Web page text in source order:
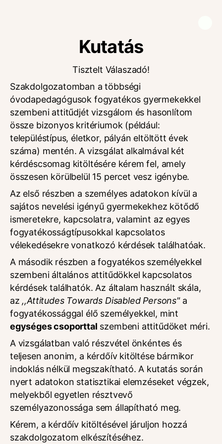
Kutatás
Tisztelt Válaszadó!
Szakdolgozatomban a többségi
óvodapedagógusok fogyatékos gyermekekkel
szembeni attitűdjét vizsgálom és hasonlítom
össze bizonyos kritériumok (például:
településtípus, életkor, pályán eltöltött évek
száma) mentén. A vizsgálat alkalmával két
kérdéscsomag kitöltésére kérem fel, amely
összesen körülbelül 15 percet vesz igénybe.
Az első részben a személyes adatokon kívül a
sajátos nevelési igényű gyermekekhez kötődő
ismeretekre, kapcsolatra, valamint az egyes
fogyatékosságtípusokkal kapcsolatos
vélekedésekre vonatkozó kérdések találhatóak.
A második részben a fogyatékos személyekkel
szembeni általános attitűdökkel kapcsolatos
kérdések találhatók. Az általam használt skála,
az ,,Attitudes Towards Disabled Persons"a
fogyatékossággal élő személyekkel, mint
egységes csoporttal szembeni attitűdöket méri.
A vizsgálatban való részvétel önkéntes és
teljesen anonim, a kérdőív kitöltése bármikor
indoklás nélkül megszakítható. A kutatás során
nyert adatokon statisztikai elemzéseket végzek,
melyekből egyetlen résztvevő
személyazonossága sem állapítható meg.
Kérem, a kérdőív kitöltésével járuljon hozzá
szakdolgozatom elkészítéséhez.